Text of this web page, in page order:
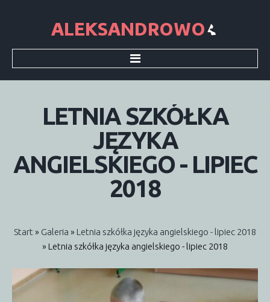
Rada sołecka
Historia
Informacje
Aktualności
Galeria
Archiwum
Proboszcz
Przydatne strony
LETNIA SZKÓŁKA
JĘZYKA
ANGIELSKIEGO - LIPIEC
2018
Start » Galeria » Letnia szkółka języka angielskiego - lipiec 2018
» Letnia szkółka języka angielskiego - lipiec 2018